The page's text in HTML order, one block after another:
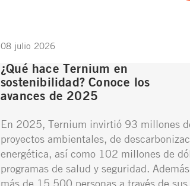
08 julio 2026
¿Qué hace Ternium en
sostenibilidad? Conoce los
avances de 2025
En 2025, Ternium invirtió 93 millones
proyectos ambientales, de
energética, así como 102 millones de
programas de salud y seguridad.
más de 15,500 personas a través de